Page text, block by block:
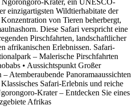
Ngorongoro-Krater, ein UNESCO-
einzigartigsten Wildtierhabitate der
von Tieren beherbergt,
Diese Safari verspricht eine
Pirschfahrten, landschaftlicher
afrikanischen Erlebnissen. Safari-
– Malerische Pirschfahrten
• Aussichtspunkt Großer
Atemberaubende Panoramaaussichten
Safari-Erlebnis und reiche
Krater – Entdecken Sie eines
Afrikas